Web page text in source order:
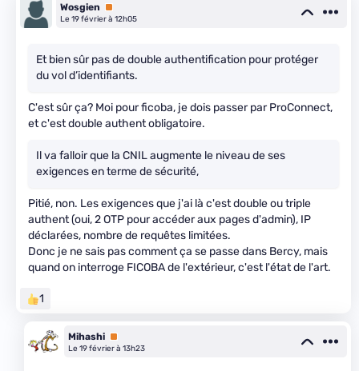
Wosgien
Premium
Le 19 février à 12h05
Et bien sûr pas de double authentification pour protéger
du vol d’identifiants.
C'est sûr ça? Moi pour ficoba, je dois passer par ProConnect,
et c'est double authent obligatoire.
Il va falloir que la CNIL augmente le niveau de ses
exigences en terme de sécurité,
Pitié, non. Les exigences que j'ai là c'est double ou triple
authent (oui, 2 OTP pour accéder aux pages d'admin), IP
déclarées, nombre de requêtes limitées.
Donc je ne sais pas comment ça se passe dans Bercy, mais
quand on interroge FICOBA de l'extérieur, c'est l'état de l'art.
1
Mihashi Premium
Le 19 février à 13h23